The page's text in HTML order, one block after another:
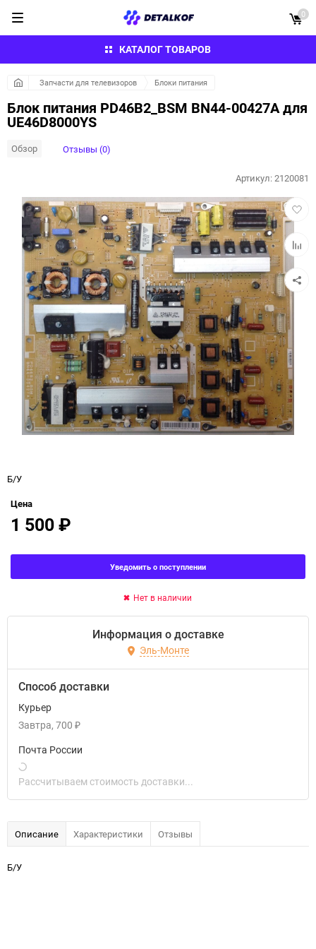
КАТАЛОГ ТОВАРОВ
0
Запчасти для телевизоров Блоки питания
Блок питания PD46B2_BSM BN44-00427A для
UE46D8000YS
Обзор Отзывы (0)
в
к
Артикул:2120081
Б/У
Цена
1 500₽
Уведомить о поступлении
Нет в наличии
Информация о доставке
Эль-Монте
Способ доставки
Курьер
Завтра 700 ₽
Почта России
Рассчитываем стоимость доставки...
Описание Характеристики Отзывы
Б/У